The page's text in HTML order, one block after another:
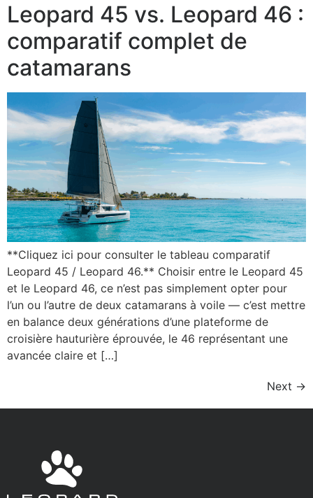
Leopard 45 vs. Leopard 46 :
comparatif complet de
catamarans
**Cliquez ici pour consulter le tableau comparatif
Leopard 45 / Leopard 46.** Choisir entre le Leopard 45
et le Leopard 46, ce n’est pas simplement opter pour
l’un ou l’autre de deux catamarans à voile — c’est mettre
en balance deux générations d’une plateforme de
croisière hauturière éprouvée, le 46 représentant une
avancée claire et […]
Next →